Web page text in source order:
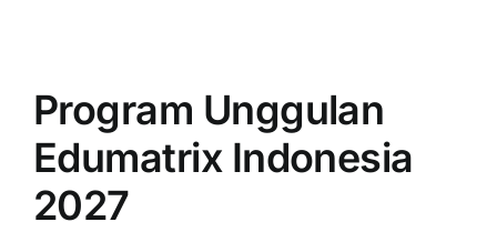
Program Unggulan
Edumatrix Indonesia
2027